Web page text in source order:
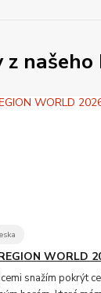
z
WORLD
snažím pokrýt